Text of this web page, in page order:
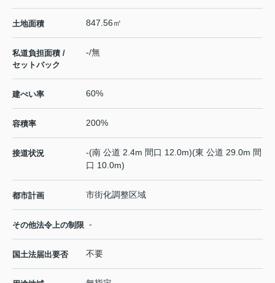
土地面積 847.56㎡
私道負担面積 /
セットバック
-/無
建ぺい率 60%
容積率 200%
接道状況
-(南 公道 2.4m 間口 12.0m)(東 公道 29.0m 間
口 10.0m)
都市計画 市街化調整区域
その他法令上の制限 -
国土法届出要否 不要